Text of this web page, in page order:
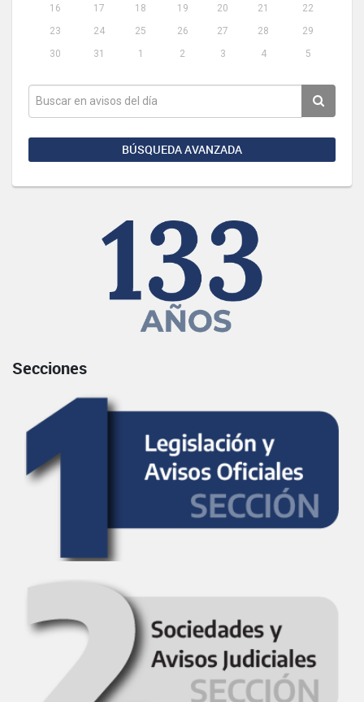
16
17 18 19 20 21
22
23
24 25 26 27 28
29
30
31 1 2 3 4 5
BÚSQUEDA AVANZADA
Secciones